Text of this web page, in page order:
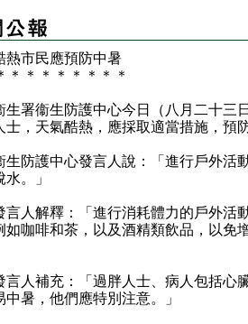
熱市民應預防中暑
＊ ＊ ＊ ＊ ＊ ＊ ＊ ＊
衞生防護中心今日（八月二十三
士，天氣酷熱，應採取適當措施，預
護中心發言人說：「進行戶外活動
水。」
解釋：「進行消耗體力的戶外活
如咖啡和茶，以及酒精類飲品，以免
補充：「過胖人士、病人包括心
中暑，他們應特別注意。」